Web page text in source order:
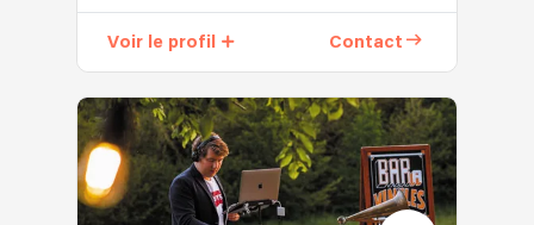
Money
propose
des
reprises
de
tous
Voir le profil Contact